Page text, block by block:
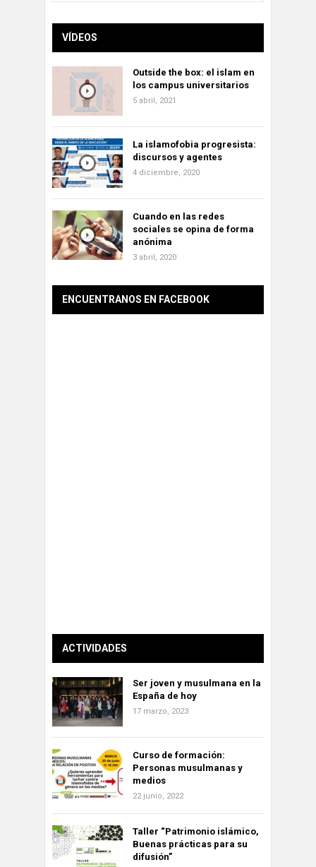
VÍDEOS
Outside the box: el islam en
los campus universitarios
5 abril, 2021
La islamofobia progresista:
discursos y agentes
4 diciembre, 2020
Cuando en las redes
sociales se opina de forma
anónima
3 abril, 2020
ENCUENTRANOS EN FACEBOOK
ACTIVIDADES
Ser joven y musulmana en la
España de hoy
17 marzo, 2023
Curso de formación:
Personas musulmanas y
medios
22 junio, 2022
Taller “Patrimonio islámico,
Buenas prácticas para su
difusión”